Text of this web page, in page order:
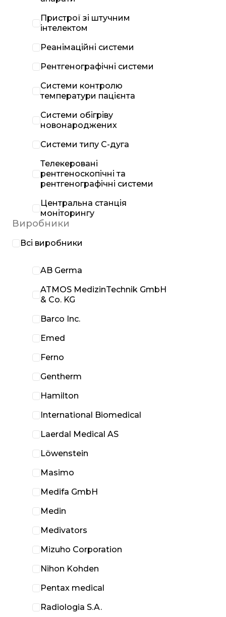
Пристрої зі штучним
інтелектом
Реанімаційні системи
Рентгенографічні системи
Системи контролю
температури пацієнта
Системи обігріву
новонароджених
Системи типу С-дуга
Телекеровані
рентгеноскопічні та
рентгенографічні системи
Центральна станція
моніторингу
Виробники
Всі виробники
AB Germa
ATMOS MedizinTechnik GmbH
& Co. KG
Barco Inc.
Emed
Ferno
Gentherm
Hamilton
International Biomedical
Laerdal Medical AS
Löwenstein
Masimo
Medifa GmbH
Medin
Medivators
Mizuho Corporation
Nihon Kohden
Pentax medical
Radiologia S.A.